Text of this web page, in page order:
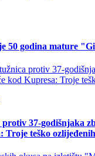
50 godina mature
37-godišnjaka
Troje teško ozlijeđenih